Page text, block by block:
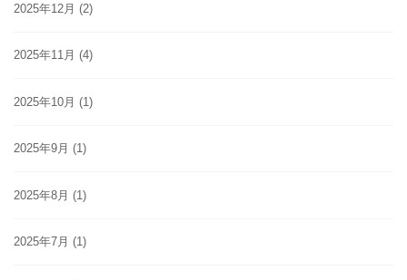
2025年12月 (2)
2025年11月 (4)
2025年10月 (1)
2025年9月 (1)
2025年8月 (1)
2025年7月 (1)